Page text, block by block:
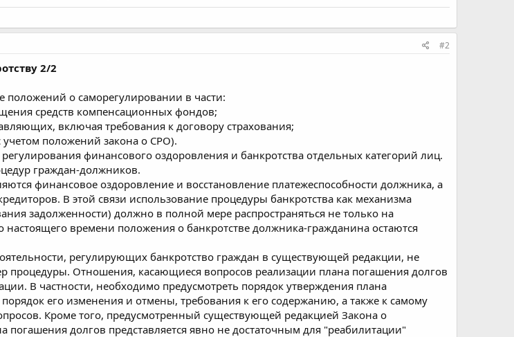
#2
2/2
положений о саморегулировании в части:
средств компенсационных фондов;
включая требования к договору страхования;
положений закона о СРО).
финансового оздоровления и банкротства отдельных категорий лиц.
граждан-должников.
финансовое оздоровление и восстановление платежеспособности должника, а
В этой связи использование процедуры банкротства как механизма
задолженности) должно в полной мере распространяться не только на
времени положения о банкротстве должника-гражданина остаются
регулирующих банкротство граждан в существующей редакции, не
процедуры. Отношения, касающиеся вопросов реализации плана погашения долгов
В частности, необходимо предусмотреть порядок утверждения плана
его изменения и отмены, требования к его содержанию, а также к самому
Кроме того, предусмотренный существующей редакцией Закона о
погашения долгов представляется явно не достаточным для "реабилитации"